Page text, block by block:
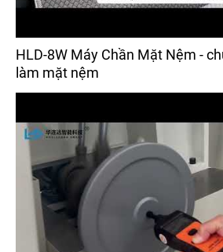
HLD-8W Máy Chần Mặt Nệm -
làm mặt nệm